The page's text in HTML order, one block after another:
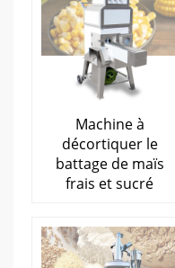
Machine à
décortiquer le
battage de maïs
frais et sucré